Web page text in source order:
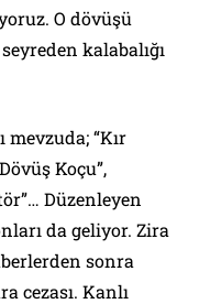
O dövüşü
kalabalığı
mevzuda;“Kır
Koçu”,
… Düzenleyen
da geliyor. Zira
sonra
cezası. Kanlı